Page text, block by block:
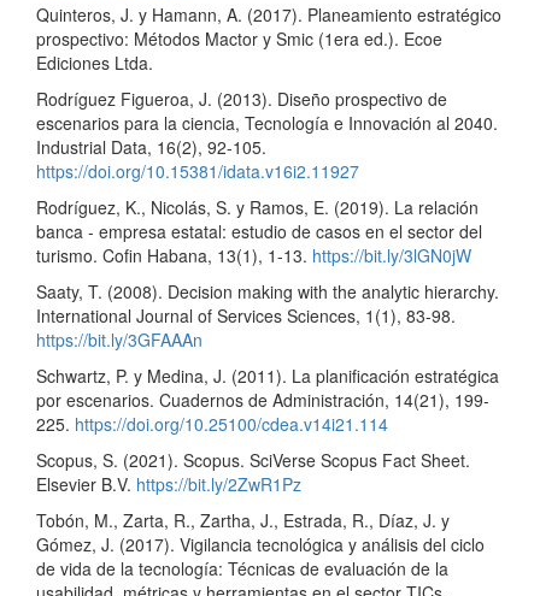
Quinteros, J. y Hamann, A. (2017). Planeamiento estratégico
prospectivo: Métodos Mactor y Smic (1era ed.). Ecoe
Ediciones Ltda.
Rodríguez Figueroa, J. (2013). Diseño prospectivo de
escenarios para la ciencia, Tecnología e Innovación al 2040.
Industrial Data, 16(2), 92-105.
https://doi.org/10.15381/idata.v16i2.11927
Rodríguez, K., Nicolás, S. y Ramos, E. (2019). La relación
banca - empresa estatal: estudio de casos en el sector del
turismo. Cofin Habana, 13(1), 1-13. https://bit.ly/3lGN0jW
Saaty, T. (2008). Decision making with the analytic hierarchy.
International Journal of Services Sciences, 1(1), 83-98.
https://bit.ly/3GFAAAn
Schwartz, P. y Medina, J. (2011). La planificación estratégica
por escenarios. Cuadernos de Administración, 14(21), 199-
225. https://doi.org/10.25100/cdea.v14i21.114
Scopus, S. (2021). Scopus. SciVerse Scopus Fact Sheet.
Elsevier B.V. https://bit.ly/2ZwR1Pz
Tobón, M., Zarta, R., Zartha, J., Estrada, R., Díaz, J. y
Gómez, J. (2017). Vigilancia tecnológica y análisis del ciclo
de vida de la tecnología: Técnicas de evaluación de la